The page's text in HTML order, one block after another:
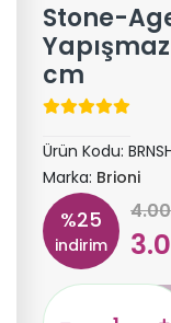
Stone-
cm
Ürün Kodu:
Marka: Brioni
%25
indirim